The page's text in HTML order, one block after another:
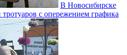
В Новосибирске
с опережением графика